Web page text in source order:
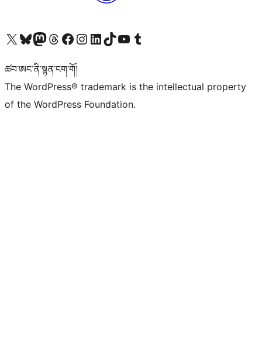
Visit our X (formerly Twitter) account
Visit our Bluesky account
Visit our Mastodon account
Visit our Threads account
Visit our Facebook page
Visit our Instagram account
Visit our LinkedIn account
Visit our TikTok account
Visit our YouTube channel
Visit our Tumblr account
ཚབ་ཨང་ནི་སྙན་ངག་གོ།
The WordPress® trademark is the intellectual property
of the WordPress Foundation.